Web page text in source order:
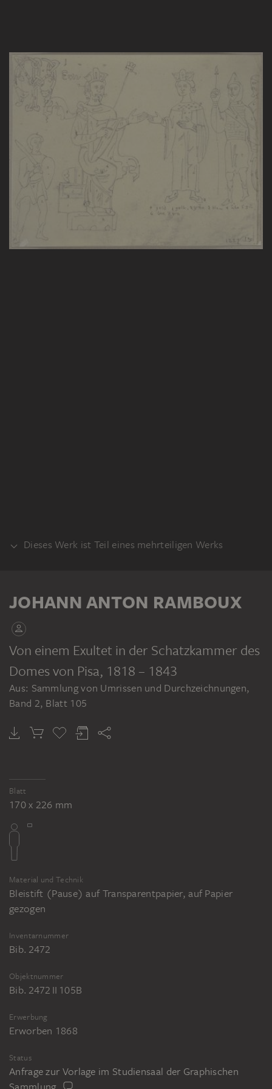
Dieses Werk ist Teil eines mehrteiligen Werks
JOHANN ANTON RAMBOUX
Sammlung von Umrissen und Durchzeichnungen, Band 2
JOHANN ANTON RAMBOUX
Von einem Exultet in der Schatzkammer des
Domes von Pisa, 1818 – 1843
Aus: Sammlung von Umrissen und Durchzeichnungen,
Band 2, Blatt 105
Blatt
170 x 226 mm
Material und Technik
Bleistift (Pause) auf Transparentpapier, auf Papier
gezogen
Inventarnummer
Bib. 2472
Objektnummer
Bib. 2472 II 105B
Erwerbung
Erworben 1868
Status
Anfrage zur Vorlage im Studiensaal der Graphischen